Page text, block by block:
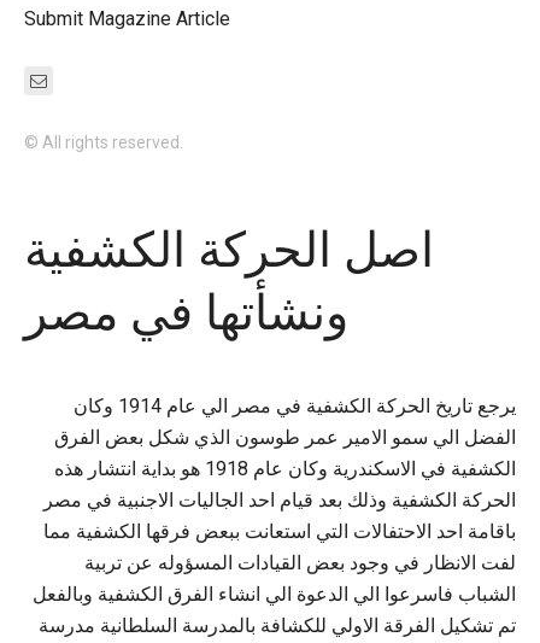
Submit Magazine Article
© All rights reserved.
اصل الحركة الكشفية
ونشأتها في مصر
يرجع تاريخ الحركة الكشفية في مصر الي عام 1914 وكان
الفضل الي سمو الامير عمر طوسون الذي شكل بعض الفرق
الكشفية في الاسكندرية وكان عام 1918 هو بداية انتشار هذه
الحركة الكشفية وذلك بعد قيام احد الجاليات الاجنبية في مصر
باقامة احد الاحتفالات التي استعانت ببعض فرقها الكشفية مما
لفت الانظار في وجود بعض القيادات المسؤوله عن تربية
الشباب فاسرعوا الي الدعوة الي انشاء الفرق الكشفية وبالفعل
تم تشكيل الفرقة الاولي للكشافة بالمدرسة السلطانية مدرسة